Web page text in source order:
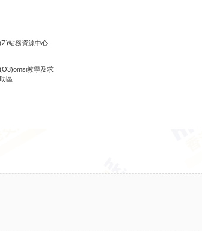
(Z)站務資源中心
(O3)omsi教學及求
助區